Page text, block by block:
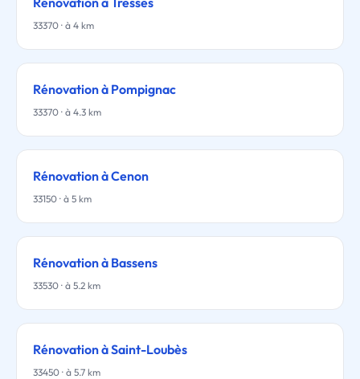
33370 · à 4 km
Rénovation à Pompignac
33370 · à 4.3 km
Rénovation à Cenon
33150 · à 5 km
Rénovation à Bassens
33530 · à 5.2 km
Rénovation à Saint-Loubès
33450 · à 5.7 km